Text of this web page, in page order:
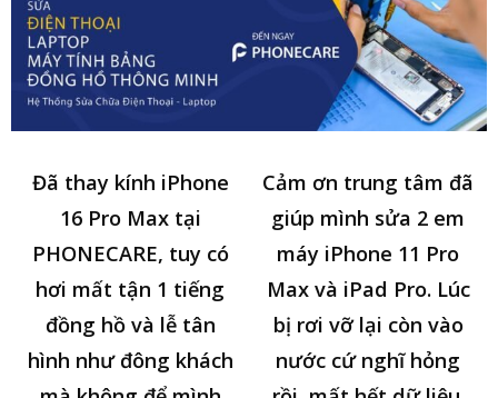
Đã thay kính iPhone
16 Pro Max tại
PHONECARE, tuy có
hơi mất tận 1 tiếng
đồng hồ và lễ tân
hình như đông khách
Cảm ơn trung tâm đã
giúp mình sửa 2 em
máy iPhone 11 Pro
Max và iPad Pro. Lúc
bị rơi vỡ lại còn vào
nước cứ nghĩ hỏng